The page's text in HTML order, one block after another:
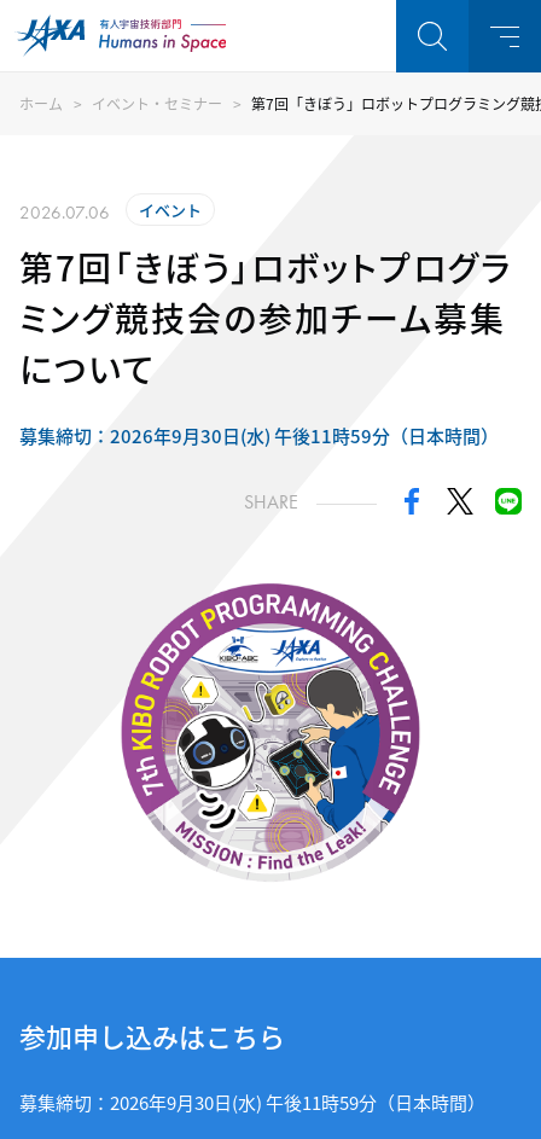
ホーム イベント・セミナー 第7回「きぼう」ロボットプログラミング
2026.07.06 イベント
第7回「きぼう」ロボットプログラ
ミング競技会の参加チーム募集
について
募集締切：2026年9月30日(水) 午後11時59分（日本時間）
SHARE
参加申し込みはこちら
募集締切：2026年9月30日(水) 午後11時59分（日本時間）